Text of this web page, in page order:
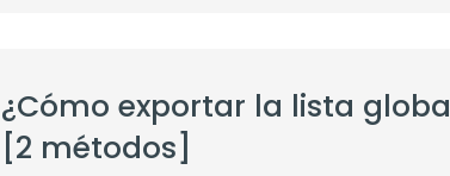
¿Cómo exportar la lista
[2 métodos]